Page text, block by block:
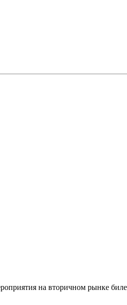
на вторичном рынке